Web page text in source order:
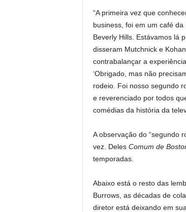
“A primeira vez que
business, foi em um café
Beverly Hills. Estávamos lá
disseram Mutchnick e
contrabalançar a
‘Obrigado, mas não
rodeio. Foi nosso segundo
e reverenciado por todos
comédias da história da
A observação do “segundo
vez. Deles Comum de
temporadas.
Abaixo está o resto das
Burrows, as décadas de
diretor está deixando em